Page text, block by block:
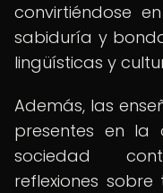
convirtiéndose
sabiduría y
lingüísticas y
Además, las
presentes en
sociedad
reflexiones